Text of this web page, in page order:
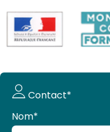
Demande
de devis
Contact*
Nom*